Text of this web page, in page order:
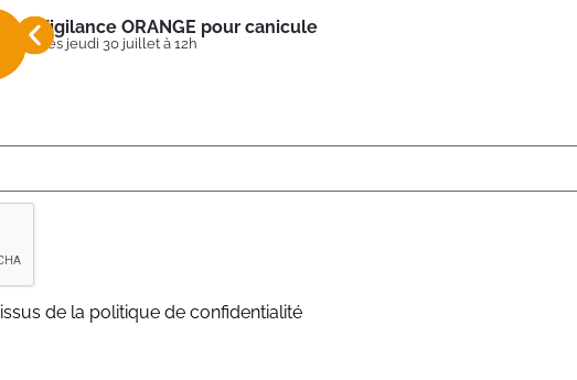
Vigilance ORANGE pour canicule
Dès jeudi 30 juillet à 12h
issus de la politique de confidentialité